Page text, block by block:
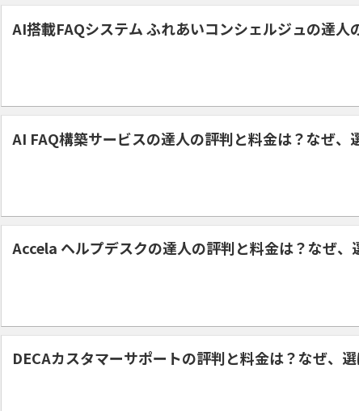
AI搭載FAQシステム ふれあいコンシェルジュの達
AI FAQ構築サービスの達人の評判と料金は？なぜ、
Accela ヘルプデスクの達人の評判と料金は？なぜ、
DECAカスタマーサポートの評判と料金は？なぜ、